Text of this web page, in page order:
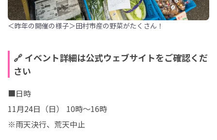
＜昨年の開催の様子＞田村市産の野菜がたくさん！
🔗 イベント詳細は公式ウェブサイトをご確認くだ
さい
■日時
11月24日（日） 10時〜16時
※雨天決行、荒天中止